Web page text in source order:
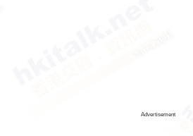
Advertisement